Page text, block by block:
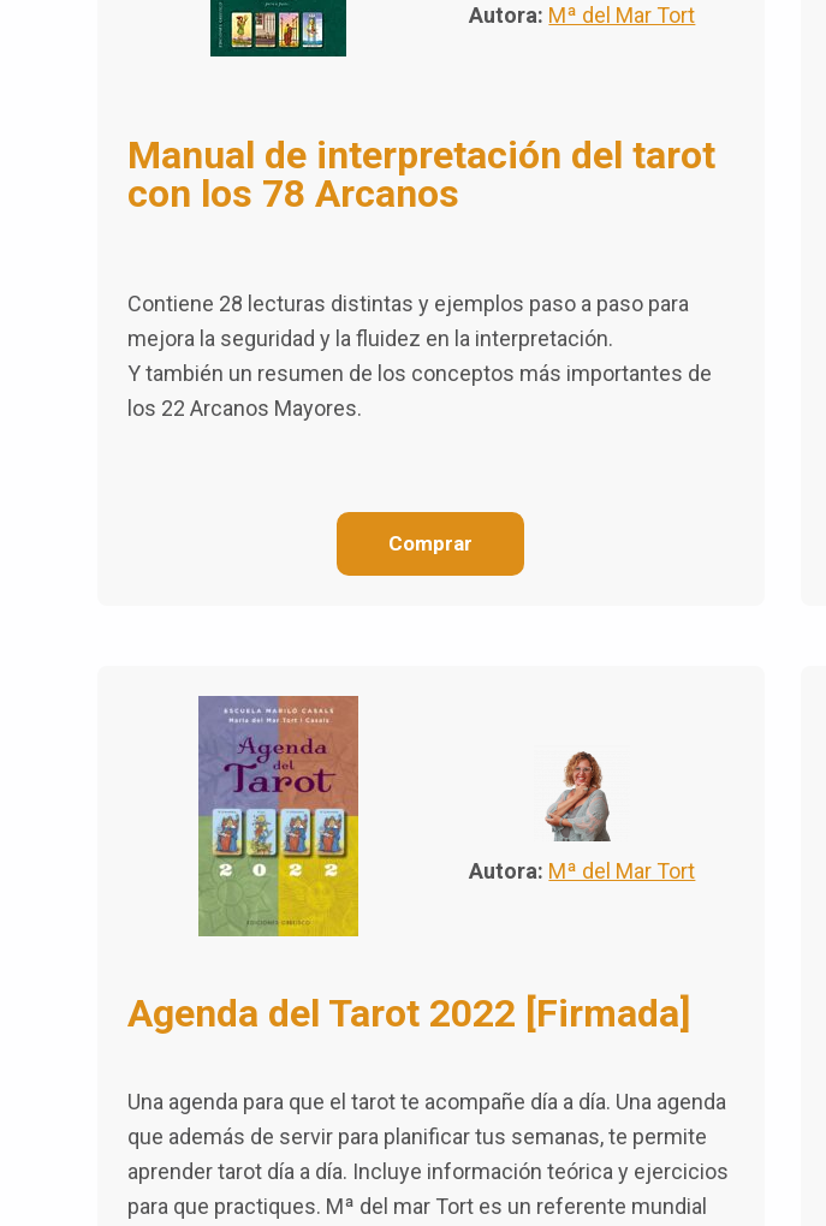
Autora: Mª del Mar Tort
Manual de interpretación del tarot
con los 78 Arcanos
Contiene 28 lecturas distintas y ejemplos paso a paso para
mejora la seguridad y la fluidez en la interpretación.
Y también un resumen de los conceptos más importantes de
los 22 Arcanos Mayores.
Comprar
Autora: Mª del Mar Tort
Agenda del Tarot 2022 [Firmada]
Una agenda para que el tarot te acompañe día a día. Una agenda
que además de servir para planificar tus semanas, te permite
aprender tarot día a día. Incluye información teórica y ejercicios
para que practiques. Mª del mar Tort es un referente mundial